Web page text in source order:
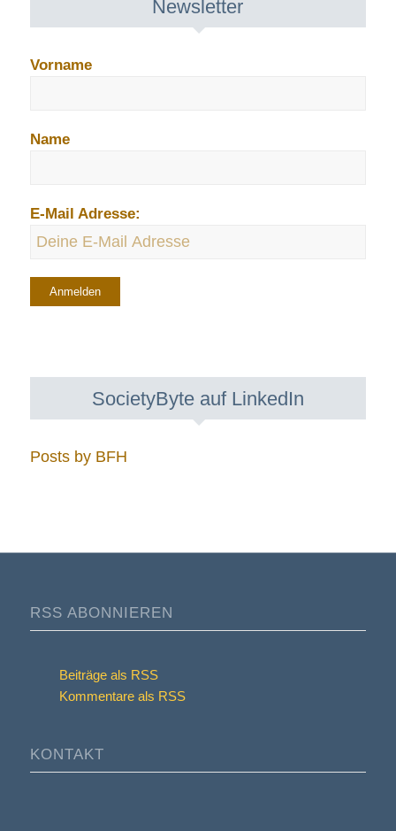
Newsletter
Vorname
Name
E-Mail Adresse:
SocietyByte auf LinkedIn
Posts by BFH
RSS ABONNIEREN
Beiträge als RSS
Kommentare als RSS
KONTAKT